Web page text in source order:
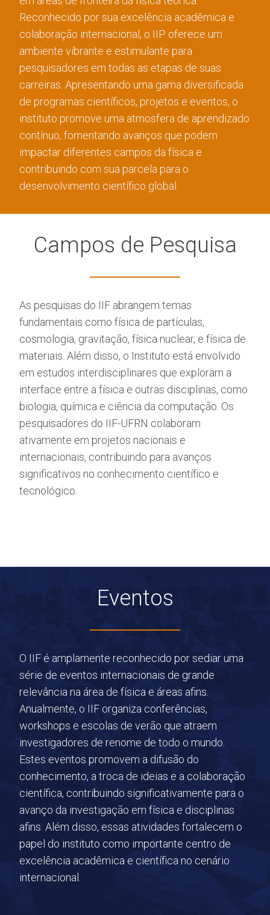
Reconhecido por sua excelência acadêmica e
colaboração internacional, o IIP oferece um
ambiente vibrante e estimulante para
pesquisadores em todas as etapas de suas
carreiras. Apresentando uma gama diversificada
de programas científicos, projetos e eventos, o
instituto promove uma atmosfera de aprendizado
contínuo, fomentando avanços que podem
impactar diferentes campos da física e
contribuindo com sua parcela para o
desenvolvimento científico global.
Campos de Pesquisa
As pesquisas do IIF abrangem temas
fundamentais como física de partículas,
cosmologia, gravitação, física nuclear, e física de
materiais. Além disso, o Instituto está envolvido
em estudos interdisciplinares que exploram a
interface entre a física e outras disciplinas, como
biologia, química e ciência da computação. Os
pesquisadores do IIF-UFRN colaboram
ativamente em projetos nacionais e
internacionais, contribuindo para avanços
significativos no conhecimento científico e
tecnológico.
Eventos
O IIF é amplamente reconhecido por sediar uma
série de eventos internacionais de grande
relevância na área de física e áreas afins.
Anualmente, o IIF organiza conferências,
workshops e escolas de verão que atraem
investigadores de renome de todo o mundo.
Estes eventos promovem a difusão do
conhecimento, a troca de ideias e a colaboração
científica, contribuindo significativamente para o
avanço da investigação em física e disciplinas
afins. Além disso, essas atividades fortalecem o
papel do instituto como importante centro de
excelência acadêmica e científica no cenário
internacional.